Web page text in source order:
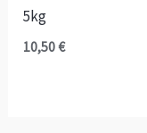
5kg
10,50€